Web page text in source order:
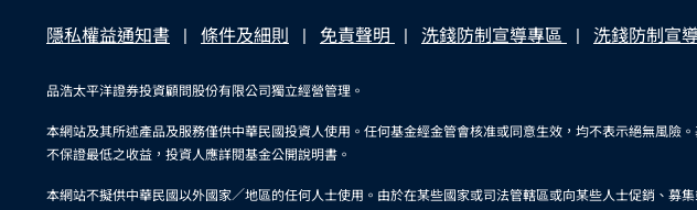
隱私權益通知書 條件及細則 免責聲明 洗錢防制宣導專區 洗錢防制宣
品浩太平洋證券投資顧問股份有限公司獨立經營管理。
本網站及其所述產品及服務僅供中華民國投資人使用。任何基金經金管會核准或同意生效，均不表示絕無風
不保證最低之收益，投資人應詳閱基金公開說明書。
本網站不擬供中華民國以外國家／地區的任何人士使用。由於在某些國家或司法管轄區或向某些人士促銷、